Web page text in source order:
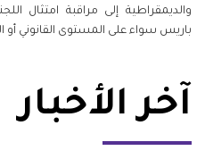
والديمقراطية إلى مراقبة امتثال
باريس سواء على المستوى القانوني أو
آخر الأخبار